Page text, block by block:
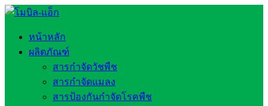
หน้าหลัก
ผลิตภัณฑ์
สารกำจัดวัชพืช
สารกำจัดแมลง
สารป้องกันกำจัดโรคพืช